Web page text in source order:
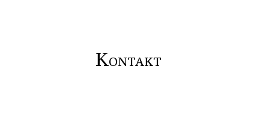
KONTAKT